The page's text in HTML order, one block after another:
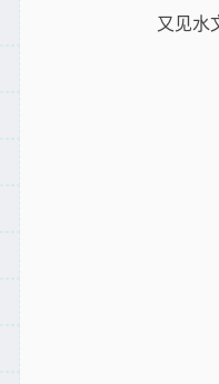
又见水